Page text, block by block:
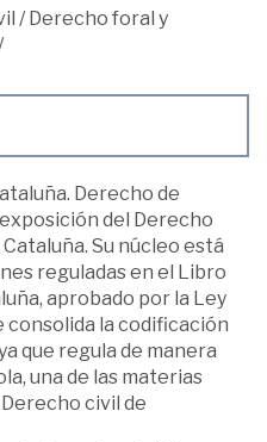
/Derecho foral y
Derecho de
del Derecho
Su núcleo está
reguladas en el Libro
aprobado por la Ley
consolida la codificación
que regula de manera
una de las materias
civil de